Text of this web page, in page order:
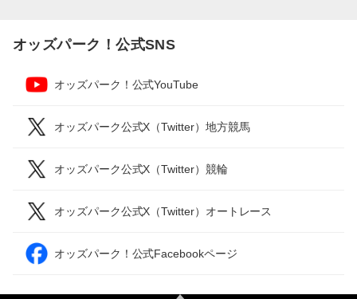
オッズパーク！公式SNS
オッズパーク！公式YouTube
オッズパーク公式X（Twitter）地方競馬
オッズパーク公式X（Twitter）競輪
オッズパーク公式X（Twitter）オートレース
オッズパーク！公式Facebookページ